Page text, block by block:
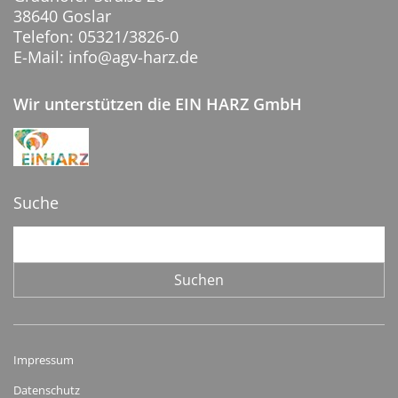
38640 Goslar
Telefon: 05321/3826-0
E-Mail: info@agv-harz.de
Wir unterstützen die EIN HARZ GmbH
Suche
Suchen
Impressum
Datenschutz